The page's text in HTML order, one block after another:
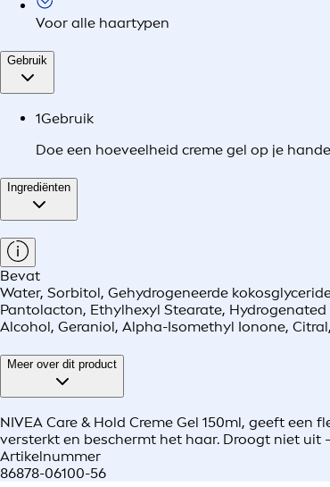
Voor alle haartypen
Gebruik
1Gebruik
Doe een hoeveelheid creme gel op je
Ingrediënten
Bevat
Water, Sorbitol, Gehydrogeneerde
Pantolacton, Ethylhexyl Stearate,
Alcohol, Geraniol, Alpha-Isomethyl Ionone,
Meer over dit product
NIVEA Care & Hold Creme Gel 150ml, geeft
versterkt en beschermt het haar. Droogt niet uit
Artikelnummer
86878-06100-56